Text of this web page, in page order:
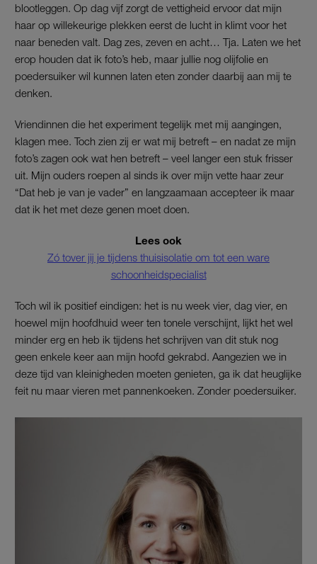
blootleggen. Op dag vijf zorgt de vettigheid ervoor dat mijn
haar op willekeurige plekken eerst de lucht in klimt voor het
naar beneden valt. Dag zes, zeven en acht… Tja. Laten we het
erop houden dat ik foto’s heb, maar jullie nog olijfolie en
poedersuiker wil kunnen laten eten zonder daarbij aan mij te
denken.
Vriendinnen die het experiment tegelijk met mij aangingen,
klagen mee. Toch zien zij er wat mij betreft – en nadat ze mijn
foto’s zagen ook wat hen betreft – veel langer een stuk frisser
uit. Mijn ouders roepen al sinds ik over mijn vette haar zeur
“Dat heb je van je vader” en langzaamaan accepteer ik maar
dat ik het met deze genen moet doen.
Lees ook
Zó tover jij je tijdens thuisisolatie om tot een ware
schoonheidspecialist
Toch wil ik positief eindigen: het is nu week vier, dag vier, en
hoewel mijn hoofdhuid weer ten tonele verschijnt, lijkt het wel
minder erg en heb ik tijdens het schrijven van dit stuk nog
geen enkele keer aan mijn hoofd gekrabd. Aangezien we in
deze tijd van kleinigheden moeten genieten, ga ik dat heuglijke
feit nu maar vieren met pannenkoeken. Zonder poedersuiker.